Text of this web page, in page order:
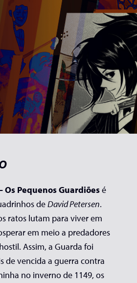
Os Pequenos Guardiõesé
deDavid Petersen.
ratos lutam para viver em
em meio a predadores
Assim, a Guarda foi
de vencida a guerra contra
no inverno de 1149, os